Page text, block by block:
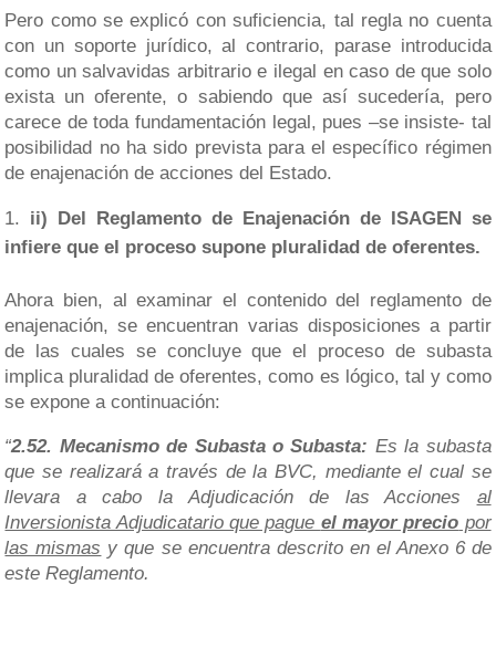
Pero como se explicó con suficiencia, tal regla no cuenta
con un soporte jurídico, al contrario, parase introducida
como un salvavidas arbitrario e ilegal en caso de que solo
exista un oferente, o sabiendo que así sucedería, pero
carece de toda fundamentación legal, pues –se insiste- tal
posibilidad no ha sido prevista para el específico régimen
de enajenación de acciones del Estado.
ii) Del Reglamento de Enajenación de ISAGEN se
infiere que el proceso supone pluralidad de oferentes.
Ahora bien, al examinar el contenido del reglamento de
enajenación, se encuentran varias disposiciones a partir
de las cuales se concluye que el proceso de subasta
implica pluralidad de oferentes, como es lógico, tal y como
se expone a continuación:
“2.52. Mecanismo de Subasta o Subasta: Es la subasta
que se realizará a través de la BVC, mediante el cual se
llevara a cabo la Adjudicación de las Acciones al
Inversionista Adjudicatario que pague el mayor precio por
las mismas y que se encuentra descrito en el Anexo 6 de
este Reglamento.